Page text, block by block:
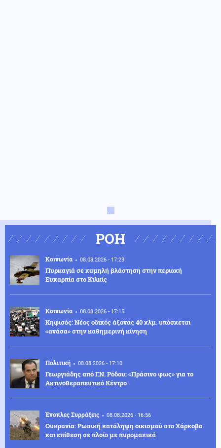
ΡΟΗ
Κοινωνία 08.08.2026 - 17:23
Πυρκαγιά σε χαμηλή βλάστηση στην περιοχή
Ευκαρπία στο Κιλκίς
Κοινωνία 08.08.2026 - 17:15
Κηφισός: Νέος οδικός άξονας 40 χλμ. υπόσχεται
«ανάσα» στην καθημερινή κίνηση
Πολιτική 08.08.2026 - 17:10
Γεωργιάδης από Γ.Ν. Ρόδου: «Πράσινο φως» για το
Ακτινοθεραπευτικό Κέντρο
Ένοπλες Συρράξεις 08.08.2026 - 16:56
Ουκρανία: Ρωσική κατάληψη οικισμού στο Χάρκοβο
και επίθεση σε πλοίο με πυρομαχικά